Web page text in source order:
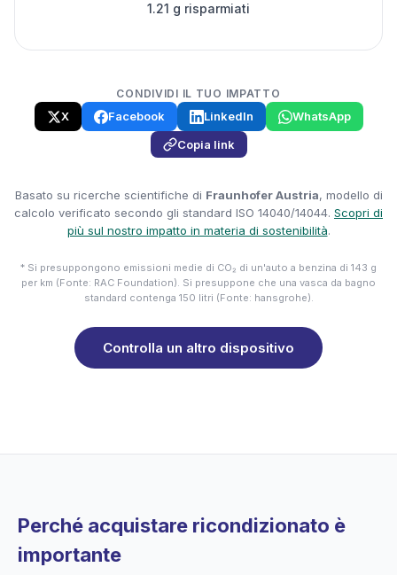
1.21 g risparmiati
CONDIVIDI IL TUO IMPATTO
X Facebook LinkedIn
WhatsApp
Copia link
Basato su ricerche scientifiche di Fraunhofer Austria, modello di
calcolo verificato secondo gli standard ISO 14040/14044. Scopri di
più sul nostro impatto in materia di sostenibilità.
* Si presuppongono emissioni medie di CO₂ di un'auto a benzina di 143 g
per km (Fonte: RAC Foundation). Si presuppone che una vasca da bagno
standard contenga 150 litri (Fonte: hansgrohe).
Controlla un altro dispositivo
Perché acquistare ricondizionato è
importante